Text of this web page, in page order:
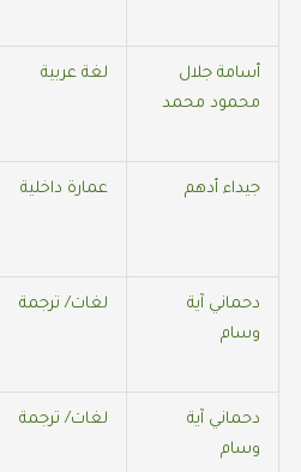
أسامة جلال
محمود محمد
لغة عربية
جيداء أدهم عمارة داخلية
دحماني آية
وسام
لغات/ ترجمة
دحماني آية
وسام
لغات/ ترجمة